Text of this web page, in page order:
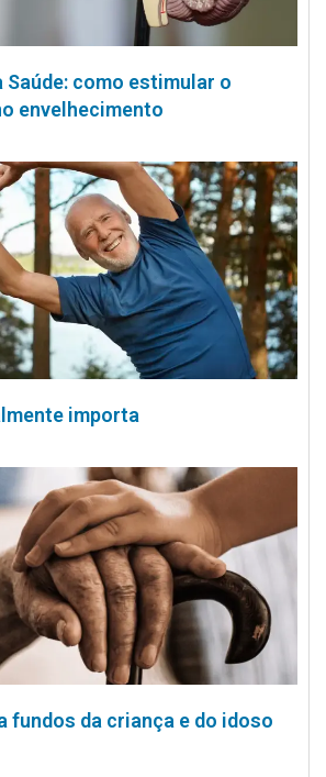
Saúde: como estimular o
envelhecimento
importa
fundos da criança e do idoso